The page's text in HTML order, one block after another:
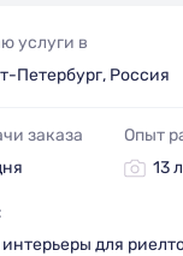
услуги в
Петербург, Россия
для
заказа
Опыт
13